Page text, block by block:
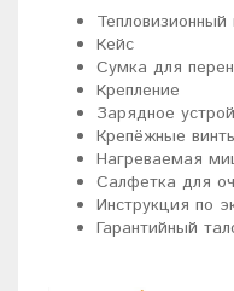
Тепловизионный
Кейс
Сумка для
Крепление
Зарядное
Крепёжные
Нагреваемая
Салфетка для
Инструкция по
Гарантийный